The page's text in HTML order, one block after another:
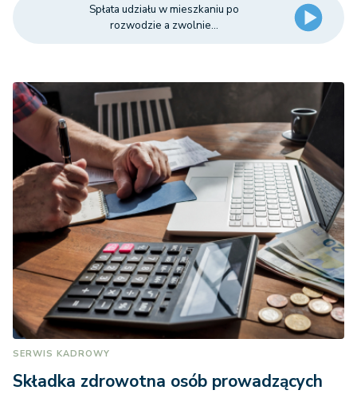
Spłata udziału w mieszkaniu po
rozwodzie a zwolnie...
SERWIS KADROWY
Składka zdrowotna osób prowadzących